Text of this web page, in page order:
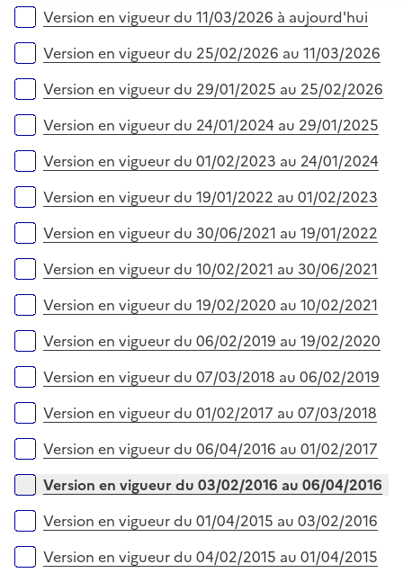
Versions sur la période
Version en vigueur du 11/03/2026 à aujourd'hui
Version en vigueur du 25/02/2026 au 11/03/2026
Version en vigueur du 29/01/2025 au 25/02/2026
Version en vigueur du 24/01/2024 au 29/01/2025
Version en vigueur du 01/02/2023 au 24/01/2024
Version en vigueur du 19/01/2022 au 01/02/2023
Version en vigueur du 30/06/2021 au 19/01/2022
Version en vigueur du 10/02/2021 au 30/06/2021
Version en vigueur du 19/02/2020 au 10/02/2021
Version en vigueur du 06/02/2019 au 19/02/2020
Version en vigueur du 07/03/2018 au 06/02/2019
Version en vigueur du 01/02/2017 au 07/03/2018
Version en vigueur du 06/04/2016 au 01/02/2017
Version en vigueur du 03/02/2016 au 06/04/2016
Version en vigueur du 01/04/2015 au 03/02/2016
Version en vigueur du 04/02/2015 au 01/04/2015